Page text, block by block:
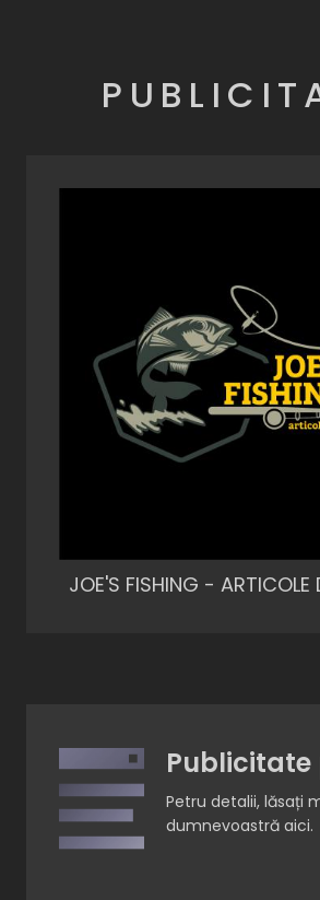
JOE'S FISHING - ARTICOLE
Publicitate
Petru detalii, lăsați
dumnevoastră aici.